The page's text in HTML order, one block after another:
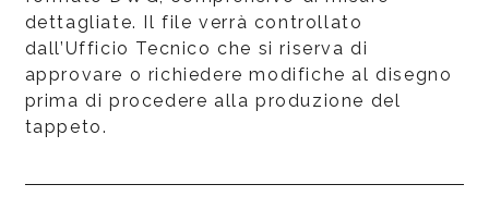
dettagliate. Il file verrà controllato
dall’Ufficio Tecnico che si riserva di
approvare o richiedere modifiche al disegno
prima di procedere alla produzione del
tappeto.